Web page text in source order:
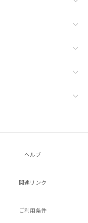
ヘルプ
関連リンク
ご利用条件